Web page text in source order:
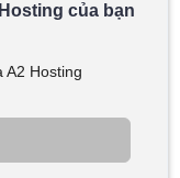
của bạn
A2 Hosting